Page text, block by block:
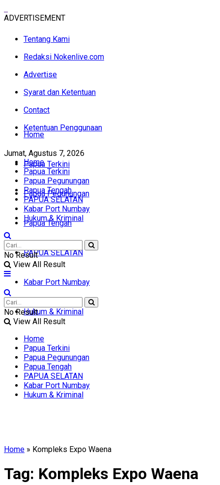
ADVERTISEMENT
Tentang Kami
Redaksi Nokenlive.com
Advertise
Syarat dan Ketentuan
Contact
Ketentuan Penggunaan
Jumat, Agustus 7, 2026
Home
Papua Terkini
Papua Pegunungan
Papua Tengah
PAPUA SELATAN
Kabar Port Numbay
Hukum & Kriminal
Home
Papua Terkini
Papua Pegunungan
Papua Tengah
PAPUA SELATAN
Kabar Port Numbay
Hukum & Kriminal
No Result
View All Result
No Result
View All Result
Home
Papua Terkini
Papua Pegunungan
Papua Tengah
PAPUA SELATAN
Kabar Port Numbay
Hukum & Kriminal
Home » Kompleks Expo Waena
Tag: Kompleks Expo Waena